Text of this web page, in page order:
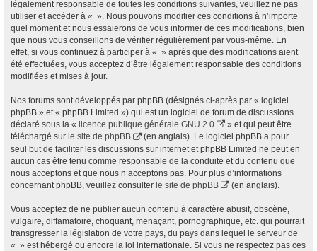
légalement responsable de toutes les conditions suivantes, veuillez ne pas
utiliser et accéder à « ». Nous pouvons modifier ces conditions à n’importe
quel moment et nous essaierons de vous informer de ces modifications, bien
que nous vous conseillons de vérifier régulièrement par vous-même. En
effet, si vous continuez à participer à « » après que des modifications aient
été effectuées, vous acceptez d’être légalement responsable des conditions
modifiées et mises à jour.
Nos forums sont développés par phpBB (désignés ci-après par « logiciel
phpBB » et « phpBB Limited ») qui est un logiciel de forum de discussions
déclaré sous la « licence publique générale GNU 2.0
» et qui peut être
téléchargé sur le site de phpBB
(en anglais). Le logiciel phpBB a pour
seul but de faciliter les discussions sur internet et phpBB Limited ne peut en
aucun cas être tenu comme responsable de la conduite et du contenu que
nous acceptons et que nous n’acceptons pas. Pour plus d’informations
concernant phpBB, veuillez consulter le site de phpBB (en anglais).
Vous acceptez de ne publier aucun contenu à caractère abusif, obscène,
vulgaire, diffamatoire, choquant, menaçant, pornographique, etc. qui pourrait
transgresser la législation de votre pays, du pays dans lequel le serveur de
« » est hébergé ou encore la loi internationale. Si vous ne respectez pas ces